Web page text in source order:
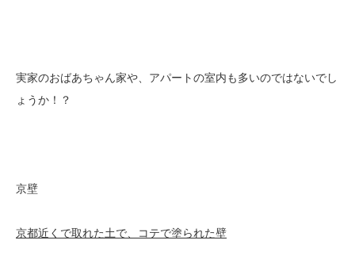
実家のおばあちゃん家や、アパートの室内も多いのではないでし
ょうか！？
京壁
京都近くで取れた土で、コテで塗られた壁